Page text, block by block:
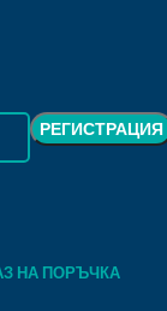
НА ПОРЪЧКА